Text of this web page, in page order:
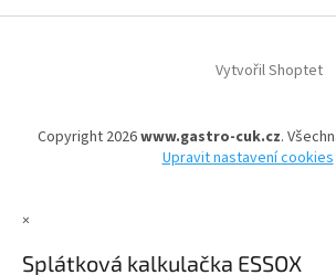
Vytvořil Shoptet
Copyright 2026www.gastro-cuk.cz.
Upravit nastavení cookies
×
Splátková kalkulačka ESSOX